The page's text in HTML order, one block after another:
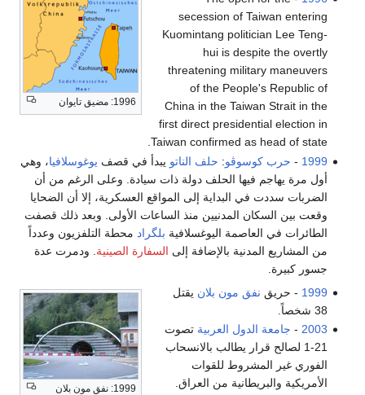
1996: مضيق تايوان
secession of Taiwan entering
Kuomintang politician Lee Teng-
hui is despite the overtly
threatening military maneuvers
of the People's Republic of
China in the Taiwan Strait in the
first direct presidential election in
Taiwan confirmed as head of state.
1999
- حرب كوسوڤو: حلف الناتو يبدأ في قصف يوغوسلافيا، وهي
أول مرة يهاجم فيها الحلف دولة ذات سيادة. وعلى الرغم من أن
الضربات سددت في البداية إلى المواقع العسكرية، إلا أن الضحايا
وقعت بين السكان المدنيين منذ الساعات الأولى. وبعد ذلك قصفت
الطائرات في العاصمة اليوغسلافية بلگراد محطة التلفزيون وعدداً
من المشاريع المدنية بالإضافة إلى السفارة الصينية . ودمرت عدة
جسور كبيرة.
1999: نفق مون بلان
1999 - حريق نفق مون بلان يقتل
38 شخصاً.
2003
- جامعة الدول العربية تصوت
21-1 لصالح قرار يطالب بالانسحاب
الفوري غير المشروط للقوات
الأمريكية والبريطانية من العراق.